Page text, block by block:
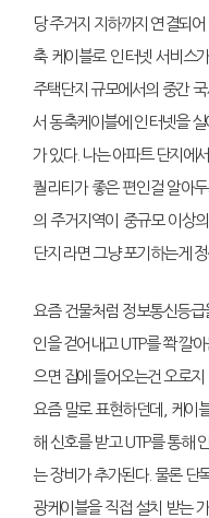
당 주거지 지하까지 연결되
축 케이블로 인터넷 서비스
주택단지 규모에서의 중간
서 동축케이블에 인터넷을
가 있다. 나는 아파트 단지에
퀄리티가 좋은 편인걸 알아
의 주거지역이 중규모 이상
단지 라면 그냥 포기하는게
요즘 건물처럼 정보통신등
인을 걷어내고 UTP를 쫙 깔
으면 집에 들어오는건 오로
요즘 말로 표현하던데, 케이
해 신호를 받고 UTP를 통해
는 장비가 추가된다. 물론 단
광케이블을 직접 설치 받는